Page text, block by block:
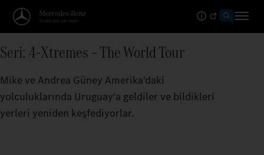
Seri: 4-Xtremes – The World Tour
Mike ve Andrea Güney Amerika'daki
yolculuklarında Uruguay'a geldiler ve bildikleri
yerleri yeniden keşfediyorlar.